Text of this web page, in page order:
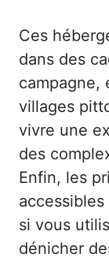
Ces
dans des
campagne,
villages
vivre une
des
Enfin, les
si vous
dénicher